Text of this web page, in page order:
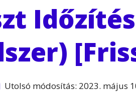
Utolsó módosítás: 2023. május